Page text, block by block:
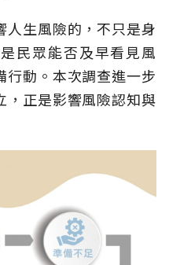
生風險的，不只是身
民眾能否及早看見風
行動。本次調查進一步
，正是影響風險認知與